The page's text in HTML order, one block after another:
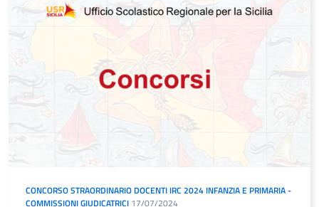
CONCORSO STRAORDINARIO DOCENTI IRC 2024 INFANZIA E PRIMARIA -
COMMISSIONI GIUDICATRICI 17/07/2024